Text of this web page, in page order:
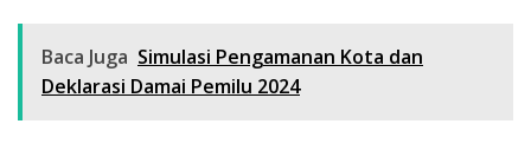
Baca Juga Simulasi Pengamanan Kota dan
Deklarasi Damai Pemilu 2024